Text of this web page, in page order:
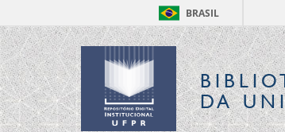
BRASIL
DA